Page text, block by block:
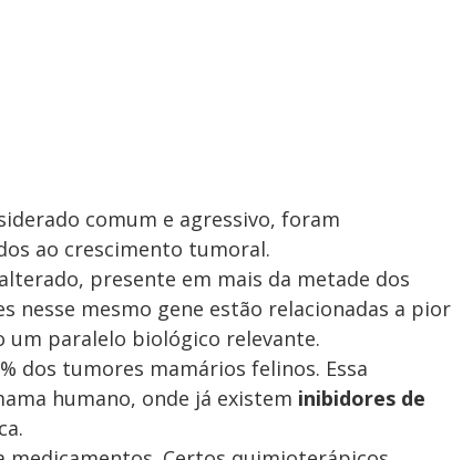
comum e agressivo, foram
ao crescimento tumoral.
presente em mais da metade dos
nesse mesmo gene estão relacionadas a pior
um paralelo biológico relevante.
dos tumores mamários felinos. Essa
humano, onde já existem inibidores de